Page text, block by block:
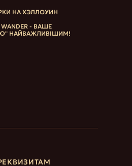
НА ХЭЛЛОУИН
- ВАШЕ
НАЙВАЖЛИВІШИМ!